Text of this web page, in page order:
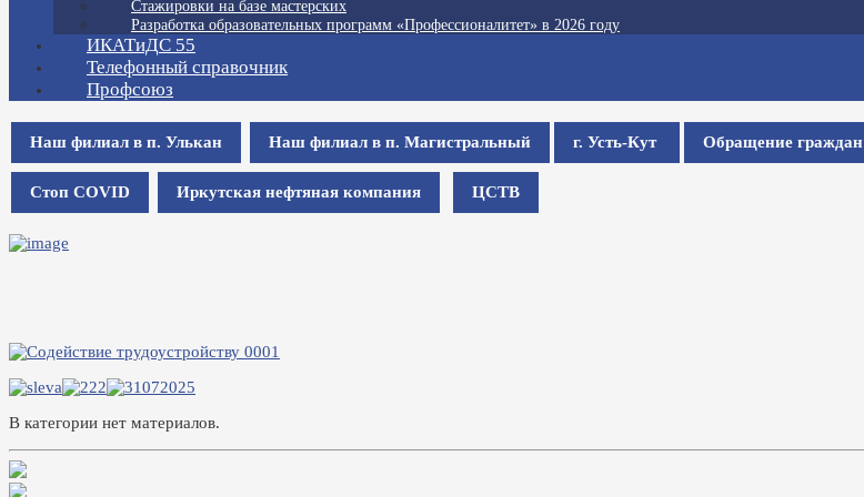
Стажировки на базе мастерских
Разработка образовательных программ «Профессионалитет» в 2026 году
ИКАТиДС 55
Телефонный справочник
Профсоюз
Наш филиал в п. Улькан Наш филиал в п. Магистральный г. Усть-Кут Обращение граждан
Стоп COVID Иркутская нефтяная компания ЦСТВ
В категории нет материалов.